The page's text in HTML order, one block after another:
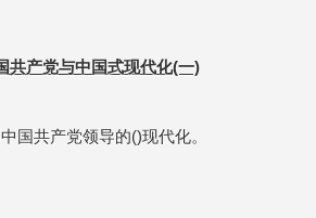
共产党与中国式现代化(一)
国共产党领导的()现代化。